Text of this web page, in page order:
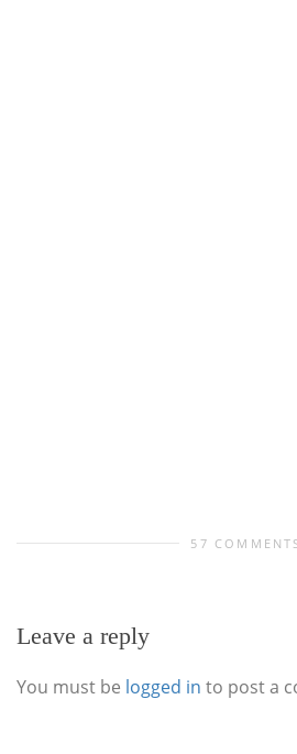
57
Leave a reply
You must be logged in to post a